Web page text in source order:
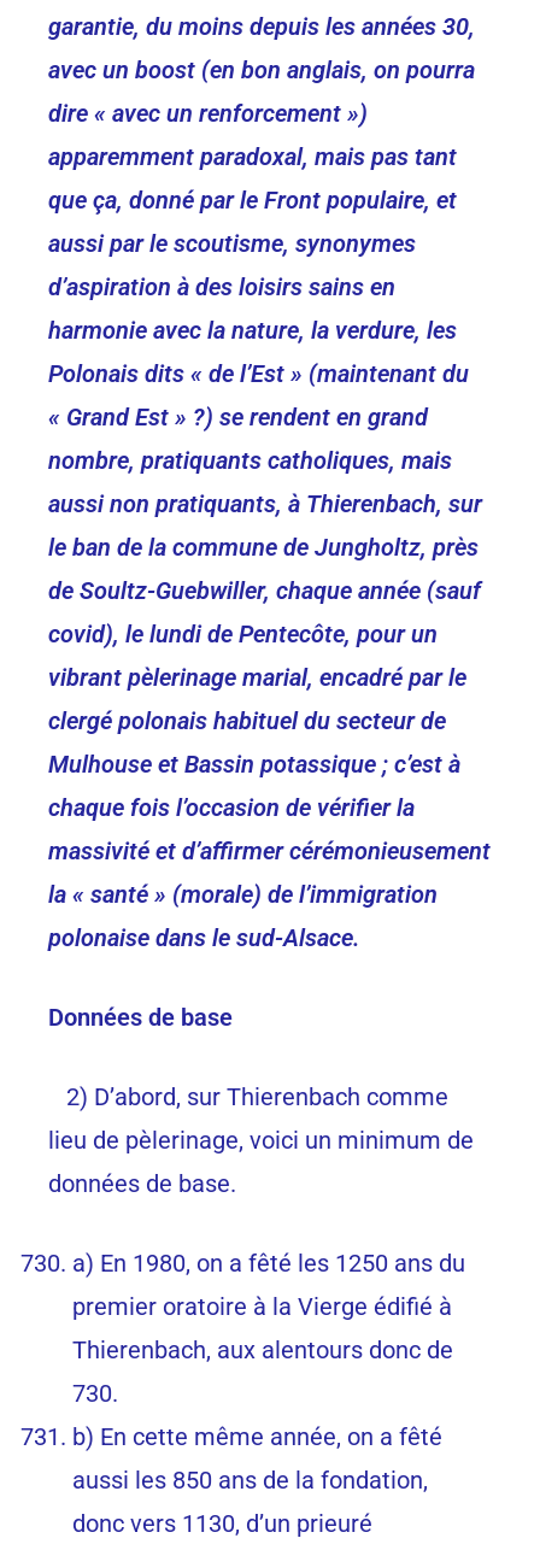
garantie, du moins depuis les années 30,
avec un boost (en bon anglais, on pourra
dire « avec un renforcement »)
apparemment paradoxal, mais pas tant
que ça, donné par le Front populaire, et
aussi par le scoutisme, synonymes
d’aspiration à des loisirs sains en
harmonie avec la nature, la verdure, les
Polonais dits « de l’Est » (maintenant du
« Grand Est » ?) se rendent en grand
nombre, pratiquants catholiques, mais
aussi non pratiquants, à Thierenbach, sur
le ban de la commune de Jungholtz, près
de Soultz-Guebwiller, chaque année (sauf
covid), le lundi de Pentecôte, pour un
vibrant pèlerinage marial, encadré par le
clergé polonais habituel du secteur de
Mulhouse et Bassin potassique ; c’est à
chaque fois l’occasion de vérifier la
massivité et d’affirmer cérémonieusement
la « santé » (morale) de l’immigration
polonaise dans le sud-Alsace.
Données de base
2) D’abord, sur Thierenbach comme
lieu de pèlerinage, voici un minimum de
données de base.
a) En 1980, on a fêté les 1250 ans du
premier oratoire à la Vierge édifié à
Thierenbach, aux alentours donc de
730.
b) En cette même année, on a fêté
aussi les 850 ans de la fondation,
donc vers 1130, d’un prieuré